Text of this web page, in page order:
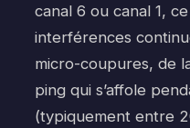
canal 6 ou canal 1,
interférences
micro-coupures, de
ping qui s’affole
(typiquement entre